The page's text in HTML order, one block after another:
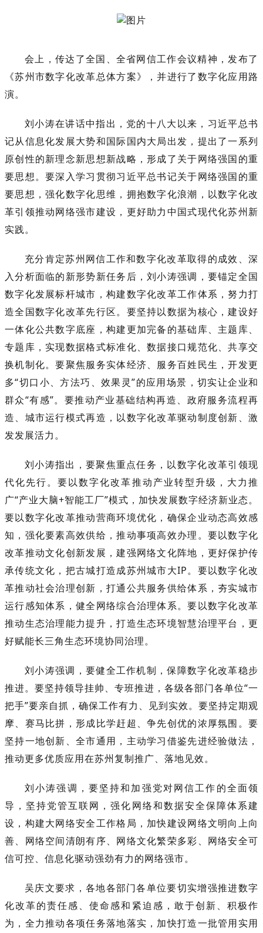
会上，传达了全国、全省网信工作会议精神，发布了
《苏州市数字化改革总体方案》，并进行了数字化应用路
演。
刘小涛在讲话中指出，党的十八大以来，习近平总书
记从信息化发展大势和国际国内大局出发，提出了一系列
原创性的新理念新思想新战略，形成了关于网络强国的重
要思想。要深入学习贯彻习近平总书记关于网络强国的重
要思想，强化数字化思维，拥抱数字化浪潮，以数字化改
革引领推动网络强市建设，更好助力中国式现代化苏州新
实践。
充分肯定苏州网信工作和数字化改革取得的成效、深
入分析面临的新形势新任务后，刘小涛强调，要锚定全国
数字化发展标杆城市，构建数字化改革工作体系，努力打
造全国数字化改革先行区。要坚持以数据为核心，建设好
一体化公共数字底座，构建更加完备的基础库、主题库、
专题库，实现数据格式标准化、数据接口规范化、共享交
换机制化。要聚焦服务实体经济、服务百姓民生，开发更
多“切口小、方法巧、效果灵”的应用场景，切实让企业和
群众“有感”。要推动产业基础结构再造、政府服务流程再
造、城市运行模式再造，以数字化改革驱动制度创新、激
发发展活力。
刘小涛指出，要聚焦重点任务，以数字化改革引领现
代化先行。要以数字化改革推动产业转型升级，大力推
广“产业大脑+智能工厂”模式，加快发展数字经济新业态。
要以数字化改革推动营商环境优化，确保企业动态高效感
知，强化要素高效供给，推动事项高效办理。要以数字化
改革推动文化创新发展，建强网络文化阵地，更好保护传
承传统文化，把古城打造成苏州城市大IP。要以数字化改
革推动社会治理创新，打通公共服务供给体系，夯实城市
运行感知体系，健全网络综合治理体系。要以数字化改革
推动生态治理能力提升，打造生态环境智慧治理平台，更
好赋能长三角生态环境协同治理。
刘小涛强调，要健全工作机制，保障数字化改革稳步
推进。要坚持领导挂帅、专班推进，各级各部门各单位“一
把手”要亲自抓，确保工作有力、见到实效。要坚持定期观
摩、赛马比拼，形成比学赶超、争先创优的浓厚氛围。要
坚持一地创新、全市通用，主动学习借鉴先进经验做法，
推动更多优质应用在苏州复制推广、落地见效。
刘小涛强调，要坚持和加强党对网信工作的全面领
导，坚持党管互联网，强化网络和数据安全保障体系建
设，构建大网络安全工作格局，加快建设网络文明向上向
善、网络空间清朗有序、网络文化繁荣多彩、网络安全可
信可控、信息化驱动强劲有力的网络强市。
吴庆文要求，各地各部门各单位要切实增强推进数字
化改革的责任感、使命感和紧迫感，敢于创新、积极作
为，全力推动各项任务落地落实，加快打造一批管用实用